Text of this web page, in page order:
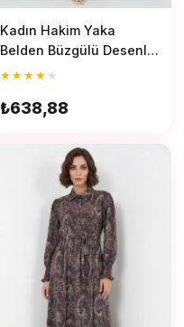
Kadın Hakim Yaka
Belden Büzgülü Desenli
Viskon Siyah Krem
★★★★ ★
₺638,88